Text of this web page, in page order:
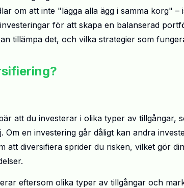
om att inte "lägga alla ägg i samma korg"
för att skapa en balanserad
tillämpa det, och vilka strategier som
att du investerar i olika typer av
Om en investering går dåligt kan andra
att diversifiera sprider du risken, vilket gör
eftersom olika typer av tillgångar och